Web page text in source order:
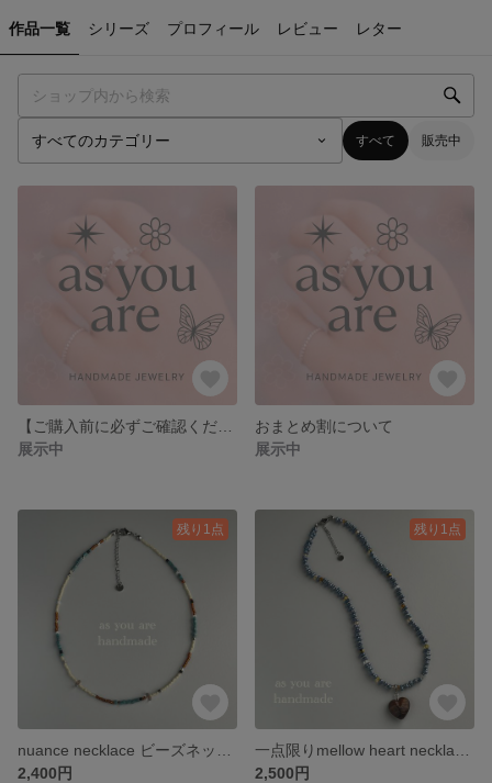
作品一覧 シリーズ プロフィール レビュー レター
すべて 販売中
展示中
おまとめ割について
展示中
残り1点
2,400円
残り1点
2,500円